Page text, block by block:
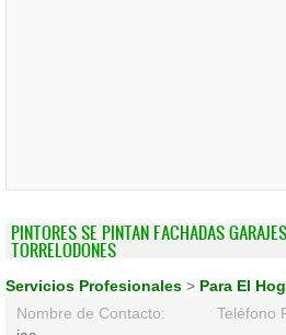
PINTORES SE PINTAN FACHADAS
TORRELODONES
Servicios Profesionales > Para El
Nombre de Contacto:
Teléfono